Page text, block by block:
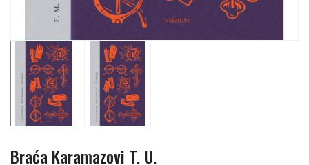
Braća Karamazovi T. U.